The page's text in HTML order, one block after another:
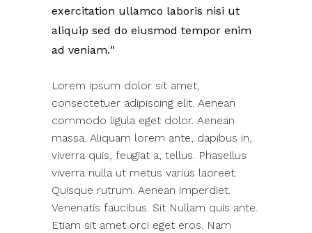
exercitation ullamco laboris nisi ut
aliquip sed do eiusmod tempor enim
ad veniam.
Lorem ipsum dolor sit amet,
consectetuer adipiscing elit. Aenean
commodo ligula eget dolor. Aenean
massa. Aliquam lorem ante, dapibus in,
viverra quis, feugiat a, tellus. Phasellus
viverra nulla ut metus varius laoreet.
Quisque rutrum. Aenean imperdiet.
Venenatis faucibus. Sit Nullam quis ante.
Etiam sit amet orci eget eros. Nam